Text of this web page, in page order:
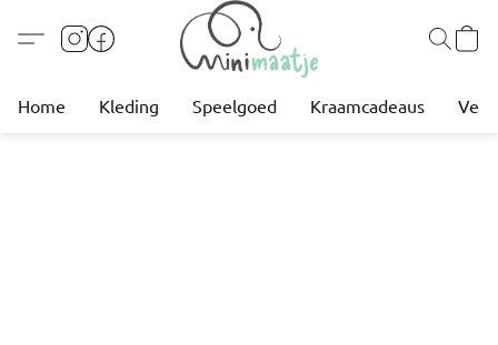
Home Kleding Speelgoed Kraamcadeaus